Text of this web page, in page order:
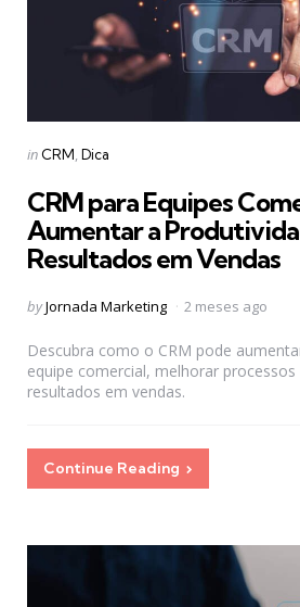
Categories
Posted
in CRM Dica
CRM para Equipes
Aumentar a
Resultados em Vendas
Posted
byJornada Marketing 2 meses ago
Descubra como o CRM pode
equipe comercial, melhorar
resultados em vendas.
Continue Reading